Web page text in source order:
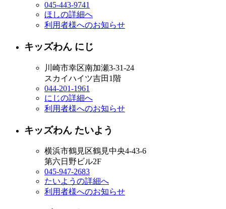
045-443-9741
ほしの詳細へ
利用者様へのお知らせ
キッズわん にじ
川崎市幸区南加瀬3-31-24
スカイハイツ吉田1階
044-201-1961
にじの詳細へ
利用者様へのお知らせ
キッズわん たいよう
横浜市鶴見区鶴見中央4-43-6
第六日野ビル2F
045-947-2683
たいようの詳細へ
利用者様へのお知らせ